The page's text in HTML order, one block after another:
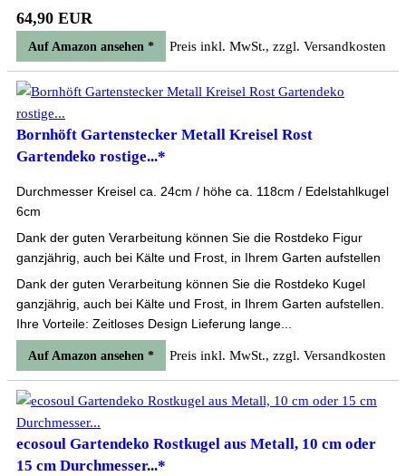
64,90 EUR
Auf Amazon ansehen * Preis inkl. MwSt., zzgl. Versandkosten
Bornhöft Gartenstecker Metall Kreisel Rost
Gartendeko rostige...*
Durchmesser Kreisel ca. 24cm / höhe ca. 118cm / Edelstahlkugel
6cm
Dank der guten Verarbeitung können Sie die Rostdeko Figur
ganzjährig, auch bei Kälte und Frost, in Ihrem Garten aufstellen
Dank der guten Verarbeitung können Sie die Rostdeko Kugel
ganzjährig, auch bei Kälte und Frost, in Ihrem Garten aufstellen.
Ihre Vorteile: Zeitloses Design Lieferung lange...
Auf Amazon ansehen * Preis inkl. MwSt., zzgl. Versandkosten
ecosoul Gartendeko Rostkugel aus Metall, 10 cm oder
15 cm Durchmesser...*